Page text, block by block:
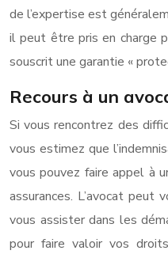
de l’expertise est
il peut être pris en charge
souscrit une garantie «
Recours à un
Si vous rencontrez des
vous estimez que
vous pouvez faire appel à
assurances. L’avocat
vous assister dans les
pour faire valoir vos